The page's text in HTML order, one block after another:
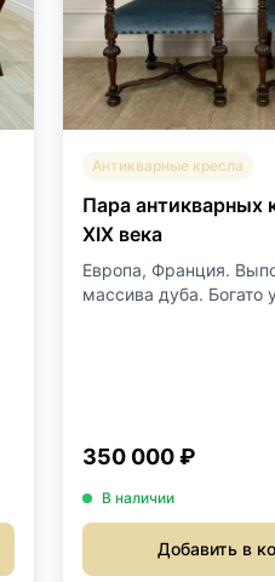
Антикварные кресла
Пара антикварных
XIX века
Европа, Франция.
массива дуба. Богато
350 000 ₽
В наличии
Добавить в